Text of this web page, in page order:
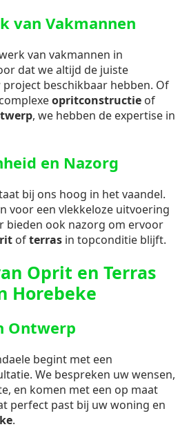
van Vakmannen
van vakmannen in
dat we altijd de juiste
beschikbaar hebben. Of
opritconstructie of
, we hebben de expertise in
en Nazorg
bij ons hoog in het vaandel.
voor een vlekkeloze uitvoering
bieden ook nazorg om ervoor
ofterras in topconditie blijft.
Oprit en Terras
Horebeke
Ontwerp
begint met een
We bespreken uw wensen,
en komen met een op maat
perfect past bij uw woning en
.